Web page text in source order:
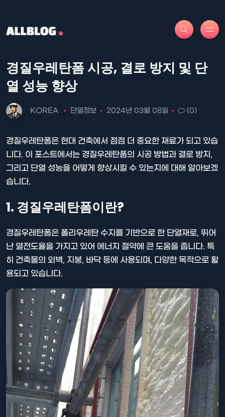
경질우레탄폼 시공, 결로 방지 및 단
열 성능 향상
KOREA 단열정보 2024년 03월 08일 (0)
경질우레탄폼은 현대 건축에서 점점 더 중요한 재료가 되고 있습
니다. 이 포스트에서는 경질우레탄폼의 시공 방법과 결로 방지,
그리고 단열 성능을 어떻게 향상시킬 수 있는지에 대해 알아보겠
습니다.
1. 경질우레탄폼이란?
경질우레탄폼은 폴리우레탄 수지를 기반으로 한 단열재로, 뛰어
난 열전도율을 가지고 있어 에너지 절약에 큰 도움을 줍니다. 특
히 건축물의 외벽, 지붕, 바닥 등에 사용되며, 다양한 목적으로 활
용되고 있습니다.